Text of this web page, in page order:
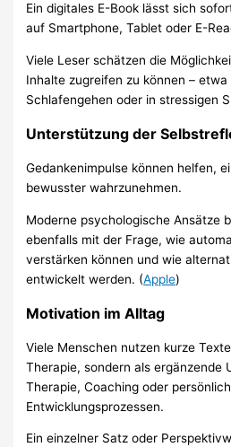
Ein digitales E-Book lässt sich
auf Smartphone, Tablet oder E-
Viele Leser schätzen die
Inhalte zugreifen zu können –
Schlafengehen oder in stressigen
Unterstützung der
Gedankenimpulse können helfen,
bewusster wahrzunehmen.
Moderne psychologische Ansätze
ebenfalls mit der Frage, wie
verstärken können und wie
entwickelt werden. (Apple)
Motivation im Alltag
Viele Menschen nutzen kurze
Therapie, sondern als ergänzende
Therapie, Coaching oder
Entwicklungsprozessen.
Ein einzelner Satz oder